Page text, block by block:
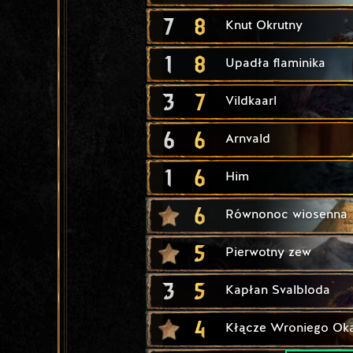
7 8 Knut Okrutny
1 8 Upadła flaminika
3 7 Vildkaarl
6 6 Arnvald
1 6 Him
6 Równonoc wiosenna
5 Pierwotny zew
3 5 Kapłan Svalbloda
4 Kłącze Wroniego